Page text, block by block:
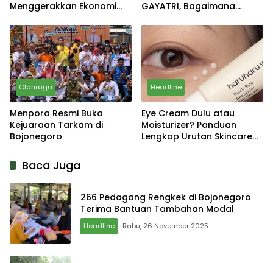
Menggerakkan Ekonomi
GAYATRI, Bagaimana
Olahraga
Menpora Resmi Buka
Kejuaraan Tarkam di
Bojonegoro
Headline
Eye Cream Dulu atau
Moisturizer? Panduan
Lengkap Urutan Skincare
Baca Juga
266 Pedagang Rengkek di Bojonegoro
Terima Bantuan Tambahan Modal
Headline Rabu, 26 November 2025